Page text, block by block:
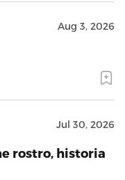
Aug 3, 2026
Jul 30, 2026
rostro, historia